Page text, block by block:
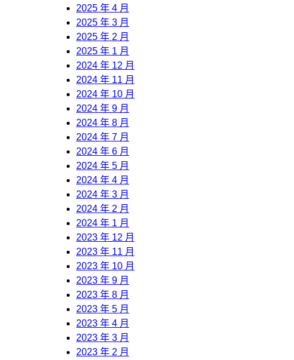
2025 年 4 月
2025 年 3 月
2025 年 2 月
2025 年 1 月
2024 年 12 月
2024 年 11 月
2024 年 10 月
2024 年 9 月
2024 年 8 月
2024 年 7 月
2024 年 6 月
2024 年 5 月
2024 年 4 月
2024 年 3 月
2024 年 2 月
2024 年 1 月
2023 年 12 月
2023 年 11 月
2023 年 10 月
2023 年 9 月
2023 年 8 月
2023 年 5 月
2023 年 4 月
2023 年 3 月
2023 年 2 月